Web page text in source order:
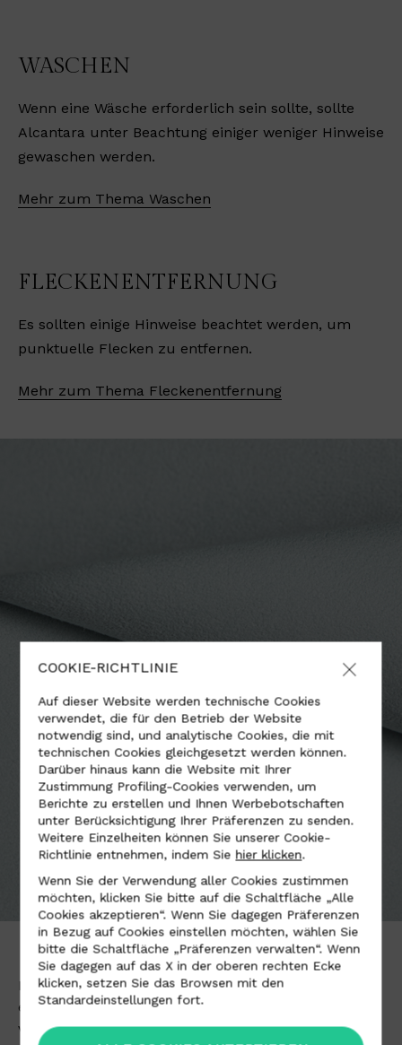
WASCHEN
Wenn eine Wäsche erforderlich sein sollte, sollte
Alcantara unter Beachtung einiger weniger Hinweise
gewaschen werden.
Mehr zum Thema Waschen
FLECKENENTFERNUNG
Es sollten einige Hinweise beachtet werden, um
punktuelle Flecken zu entfernen.
Mehr zum Thema Fleckenentfernung
Dank seiner Vielseitigkeit eignet sich Alcantara für
eine Vielzahl von Verwendungszwecken in
verschiedenen Bereichen: vom Automotive-Sektor
COOKIE-RICHTLINIE
Auf dieser Website werden technische Cookies
verwendet, die für den Betrieb der Website
notwendig sind, und analytische Cookies, die mit
technischen Cookies gleichgesetzt werden können.
Darüber hinaus kann die Website mit Ihrer
Zustimmung Profiling-Cookies verwenden, um
Berichte zu erstellen und Ihnen Werbebotschaften
unter Berücksichtigung Ihrer Präferenzen zu senden.
Weitere Einzelheiten können Sie unserer Cookie-
Richtlinie entnehmen, indem Sie hier klicken.
Wenn Sie der Verwendung aller Cookies zustimmen
möchten, klicken Sie bitte auf die Schaltfläche „Alle
Cookies akzeptieren“. Wenn Sie dagegen Präferenzen
in Bezug auf Cookies einstellen möchten, wählen Sie
bitte die Schaltfläche „Präferenzen verwalten“. Wenn
Sie dagegen auf das X in der oberen rechten Ecke
klicken, setzen Sie das Browsen mit den
Standardeinstellungen fort.